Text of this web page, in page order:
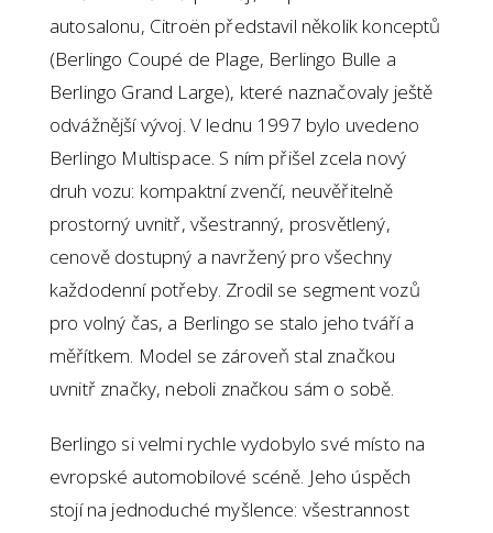
autosalonu, Citroën představil několik konceptů
(Berlingo Coupé de Plage, Berlingo Bulle a
Berlingo Grand Large), které naznačovaly ještě
odvážnější vývoj. V lednu 1997 bylo uvedeno
Berlingo Multispace. S ním přišel zcela nový
druh vozu: kompaktní zvenčí, neuvěřitelně
prostorný uvnitř, všestranný, prosvětlený,
cenově dostupný a navržený pro všechny
každodenní potřeby. Zrodil se segment vozů
pro volný čas, a Berlingo se stalo jeho tváří a
měřítkem. Model se zároveň stal značkou
uvnitř značky, neboli značkou sám o sobě.
Berlingo si velmi rychle vydobylo své místo na
evropské automobilové scéně. Jeho úspěch
stojí na jednoduché myšlence: všestrannost